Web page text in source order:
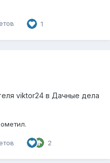
1
viktor24 в Дачные дела
2